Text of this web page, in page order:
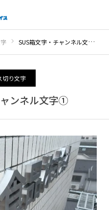
SUS箱文字・チャンネル文字①
切り文字
ンネル文字①